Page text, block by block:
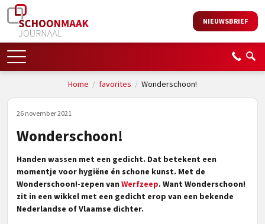
NIEUWSBRIEF
Home / favorites / Wonderschoon!
26 november 2021
Wonderschoon!
Handen wassen met een gedicht. Dat betekent een
momentje voor hygiëne én schone kunst. Met de
Wonderschoon!-zepen van Werfzeep. Want Wonderschoon!
zit in een wikkel met een gedicht erop van een bekende
Nederlandse of Vlaamse dichter.